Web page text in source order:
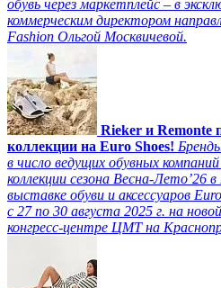
обувь через маркетплейс – в
коммерческим директором
Fashion Ольгой Москвичевой.
Rieker и Remonte
коллекции на Euro Shoes!
в число ведущих обувных
коллекции сезона Весна-Лето’26
выставке обуви и аксессуаров
c 27 по 30 августа 2025 г. на
конгресс-центре ЦМТ на